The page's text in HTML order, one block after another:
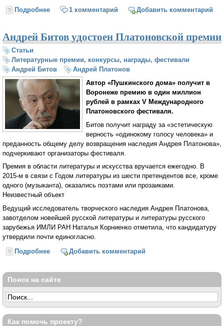
Подробнее о «Что их язык? Игра!», или О Платонове, Хармсе,
1 комментарий Добавить комментарий
Андрей Битов удостоен Платоновской премии
Статьи
Литературные премии, конкурсы, награды, фестивали
Андрей Битов
Андрей Платонов
Автор «Пушкинского дома» получит в
Воронеже премию в один миллион
рублей в рамках V Международного
Платоновского фестиваля.
Битов получит награду за «эстетическую
верность «одинокому голосу человека» и
преданность общему делу возвращения наследия Андрея Платонова»,
подчеркивают организаторы фестиваля.
Премия в области литературы и искусства вручается ежегодно. В
2015-м в связи с Годом литературы из шести претендентов все, кроме
одного (музыканта), оказались поэтами или прозаиками.
Неизвестный объект
Ведущий исследователь творческого наследия Андрея Платонова,
завотделом новейшей русской литературы и литературы русского
зарубежья ИМЛИ РАН Наталья Корниенко отметила, что кандидатуру
утвердили почти единогласно.
Подробнее о Андрей Битов удостоен Платоновской премии
Добавить комментарий
Поиск на сайте
Как помочь проекту?